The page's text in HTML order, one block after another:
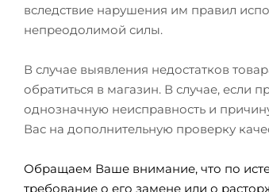
вследствие нарушения им правил
непреодолимой силы.
В случае выявления недостатков
обратиться в магазин. В случае,
однозначную неисправность и
Вас на дополнительную проверку
Обращаем Ваше внимание, что по
требование о его замене или о